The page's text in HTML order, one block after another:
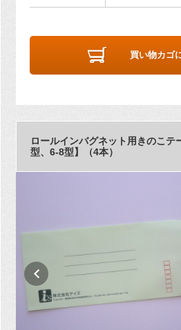
買い物カゴ
ロールインバグネット用きのこテ
型、6-8型】（4本）